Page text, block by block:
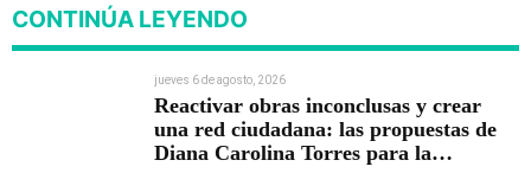
CONTINÚA LEYENDO
jueves 6 de agosto, 2026
Reactivar obras inconclusas y crear
una red ciudadana: las propuestas de
Diana Carolina Torres para la